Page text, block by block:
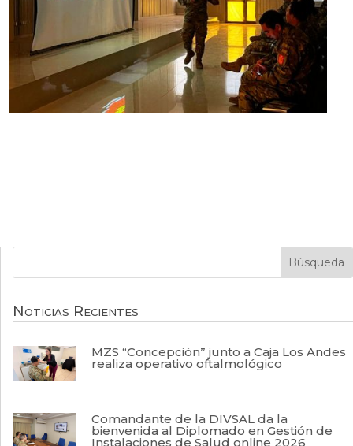
Noticias Recientes
MZS “Concepción” junto a Caja Los Andes
realiza operativo oftalmológico
Comandante de la DIVSAL da la
bienvenida al Diplomado en Gestión de
Instalaciones de Salud online 2026